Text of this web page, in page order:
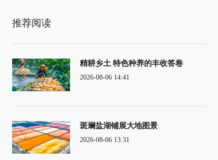
推荐阅读
精耕乡土 特色种养的丰收答卷
2026-08-06 14:41
斑斓盐湖铺展大地图景
2026-08-06 13:31